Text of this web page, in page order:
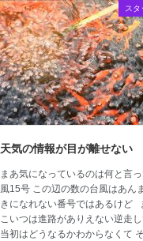
スタ
天気の情報が目が離せない
まあ気になっているのは何と言
風15号 この辺の数の台風はあん
きになれない番号ではあるけど
こいつは進路がありえない逆走
当初はどうなるかわからなくて